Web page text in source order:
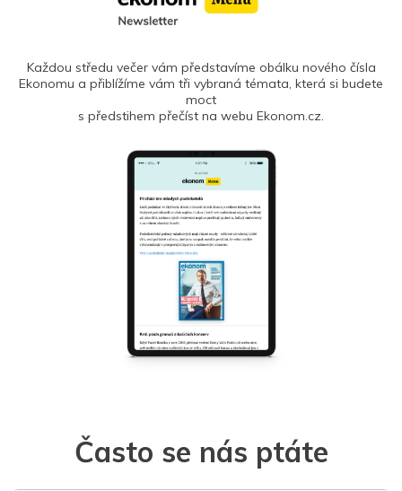
Každou středu večer vám představíme obálku nového čísla
Ekonomu a přiblížíme vám tři vybraná témata, která si budete
moct
s předstihem přečíst na webu Ekonom.cz.
Často se nás ptáte